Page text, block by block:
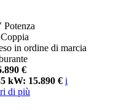
Potenza
Coppia
in ordine di marcia
€
kW: 15.890 € i
di più